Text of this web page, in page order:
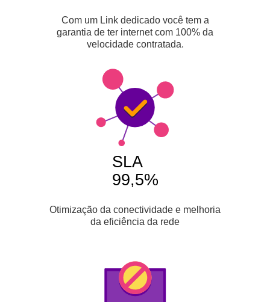
Com um Link dedicado você tem a
garantia de ter internet com 100% da
velocidade contratada.
SLA
99,5%
Otimização da conectividade e melhoria
da eficiência da rede